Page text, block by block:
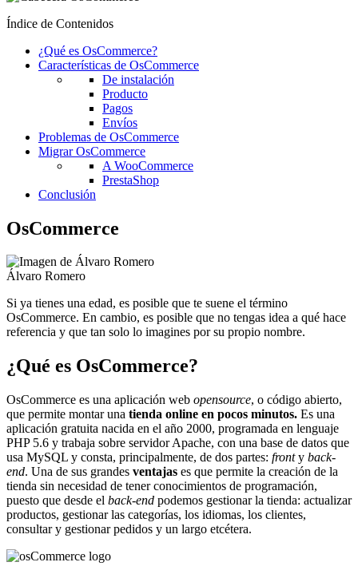
Índice de Contenidos
¿Qué es OsCommerce?
Características de OsCommerce
De instalación
Producto
Pagos
Envíos
Problemas de OsCommerce
Migrar OsCommerce
A WooCommerce
PrestaShop
Conclusión
OsCommerce
Álvaro Romero
Si ya tienes una edad, es posible que te suene el término
OsCommerce. En cambio, es posible que no tengas idea a qué hace
referencia y que tan solo lo imagines por su propio nombre.
¿Qué es OsCommerce?
OsCommerce es una aplicación web opensource, o código abierto,
que permite montar una tienda online en pocos minutos. Es una
aplicación gratuita nacida en el año 2000, programada en lenguaje
PHP 5.6 y trabaja sobre servidor Apache, con una base de datos que
usa MySQL y consta, principalmente, de dos partes: fronty back-
end. Una de sus grandes ventajas es que permite la creación de la
tienda sin necesidad de tener conocimientos de programación,
puesto que desde el back-end podemos gestionar la tienda: actualizar
productos, gestionar las categorías, los idiomas, los clientes,
consultar y gestionar pedidos y un largo etcétera.